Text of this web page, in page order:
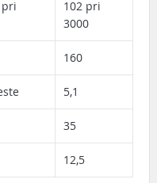
102 pri
3000
160
5,1
35
12,5